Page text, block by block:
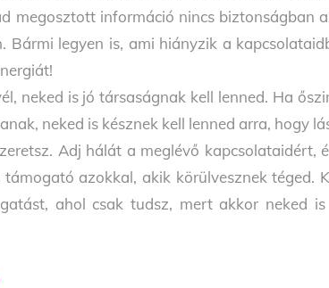
megosztott információ nincs biztonságban
Bármi legyen is, ami hiányzik a
neked is jótársaságnak kell lenned. Ha
neked is késznek kell lenned arra, hogy
Adj hálát a meglévő kapcsolataidért,
támogató azokkal, akik körülvesznek téged.
ahol csak tudsz, mert akkor neked